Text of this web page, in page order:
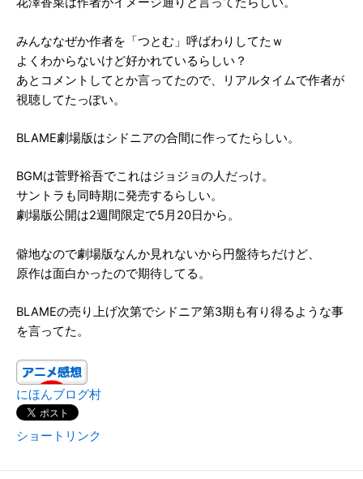
みんななぜか作者を「つとむ」呼ばわりしてたｗ
よくわからないけど好かれているらしい？
あとコメントしてとか言ってたので、リアルタイムで作者が
視聴してたっぽい。
BLAME劇場版はシドニアの合間に作ってたらしい。
BGMは菅野裕吾でこれはジョジョの人だっけ。
サントラも同時期に発売するらしい。
劇場版公開は2週間限定で5月20日から。
僻地なので劇場版なんか見れないから円盤待ちだけど、
原作は面白かったので期待してる。
BLAMEの売り上げ次第でシドニア第3期も有り得るような事
を言ってた。
にほんブログ村
ショートリンク